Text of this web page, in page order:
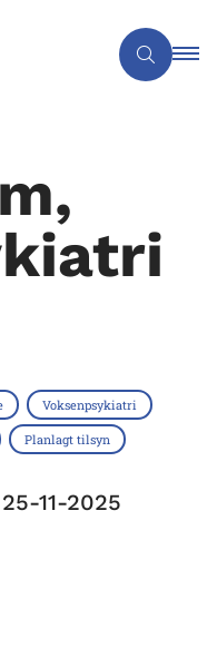
Voksenpsykiatri
Planlagt tilsyn
11-2025